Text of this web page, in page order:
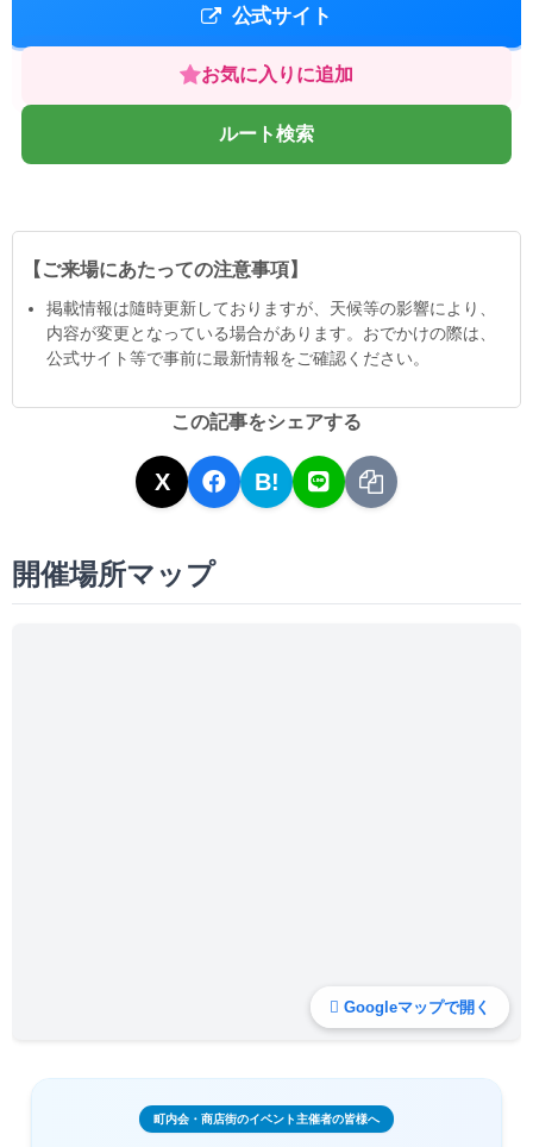
公式サイト
お気に入りに追加
ルート検索
【ご来場にあたっての注意事項】
掲載情報は隨時更新しておりますが、天候等の影響により、
内容が変更となっている場合があります。おでかけの際は、
公式サイト等で事前に最新情報をご確認ください。
この記事をシェアする
X B!
開催場所マップ
Googleマップで開く
町内会・商店街のイベント主催者の皆様へ